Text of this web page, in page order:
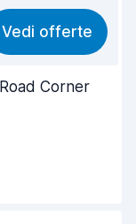
7,6
8,2
8,0
Vedi offerte
Corner